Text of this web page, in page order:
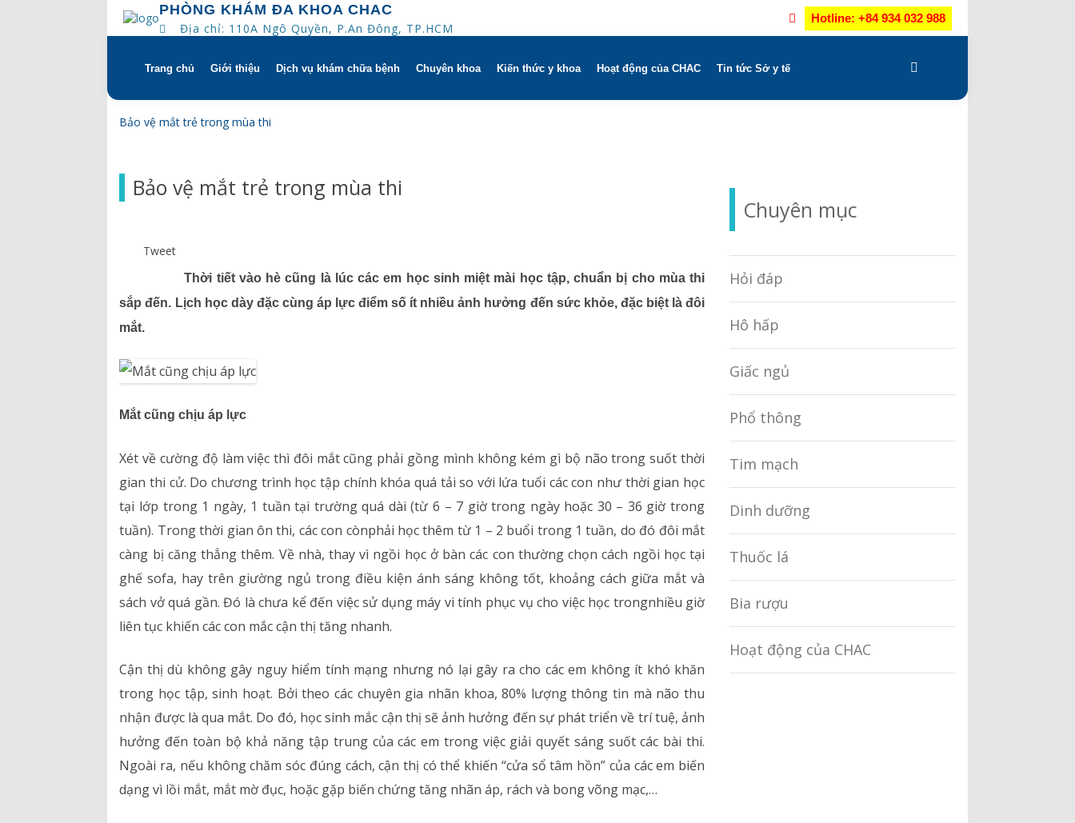
PHÒNG KHÁM ĐA KHOA CHAC
Địa chỉ: 110A Ngô Quyền, P.An Đông, TP.HCM
Hotline: +84 934 032 988
Skip
Trang chủ Giới thiệu
Quyền và trách nhiệm của người
Bảng giá dịch vụ
Danh mục giá thuốc
Dịch vụ khám chữa bệnh
Khám gì ở CHAC
Chuyên khoa
Phục hồi chức năng Hô hấp
Dị ứng – Miễn dịch
Tai – Mũi – Họng
Chẩn đoán hình ảnh
Nhà thuốc
Kiến thức y khoa Hoạt động của CHAC Tin tức Sở y tế
Bảo vệ mắt trẻ trong mùa thi
Bảo vệ mắt trẻ trong mùa thi
Tweet
Thời tiết vào hè cũng là lúc các em học sinh miệt mài học tập, chuẩn bị cho mùa thi
sắp đến. Lịch học dày đặc cùng áp lực điểm số ít nhiều ảnh hưởng đến sức khỏe, đặc biệt là đôi
mắt.
Mắt cũng chịu áp lực
Xét về cường độ làm việc thì đôi mắt cũng phải gồng mình không kém gì bộ não trong suốt thời
gian thi cử. Do chương trình học tập chính khóa quá tải so với lứa tuổi các con như thời gian học
tại lớp trong 1 ngày, 1 tuần tại trường quá dài (từ 6 – 7 giờ trong ngày hoặc 30 – 36 giờ trong
tuần). Trong thời gian ôn thi, các con cònphải học thêm từ 1 – 2 buổi trong 1 tuần, do đó đôi mắt
càng bị căng thẳng thêm. Về nhà, thay vì ngồi học ở bàn các con thường chọn cách ngồi học tại
ghế sofa, hay trên giường ngủ trong điều kiện ánh sáng không tốt, khoảng cách giữa mắt và
sách vở quá gần. Đó là chưa kể đến việc sử dụng máy vi tính phục vụ cho việc học trongnhiều giờ
liên tục khiến các con mắc cận thị tăng nhanh.
Cận thị dù không gây nguy hiểm tính mạng nhưng nó lại gây ra cho các em không ít khó khăn
trong học tập, sinh hoạt. Bởi theo các chuyên gia nhãn khoa, 80% lượng thông tin mà não thu
nhận được là qua mắt. Do đó, học sinh mắc cận thị sẽ ảnh hưởng đến sự phát triển về trí tuệ, ảnh
hưởng đến toàn bộ khả năng tập trung của các em trong việc giải quyết sáng suốt các bài thi.
Ngoài ra, nếu không chăm sóc đúng cách, cận thị có thể khiến “cửa sổ tâm hồn” của các em biến
dạng vì lồi mắt, mắt mờ đục, hoặc gặp biến chứng tăng nhãn áp, rách và bong võng mạc,…
Chuyên mục
Hỏi đáp
Hô hấp
Giấc ngủ
Phổ thông
Tim mạch
Dinh dưỡng
Thuốc lá
Bia rượu
Hoạt động của CHAC